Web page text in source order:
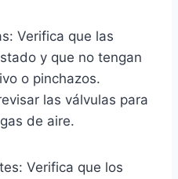
Verifica que las
y que no tengan
o pinchazos.
las válvulas para
de aire.
Verifica que los